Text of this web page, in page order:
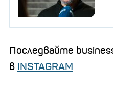
Последвайте
в INSTAGRAM